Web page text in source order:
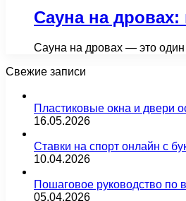
Сауна на
Сауна на дровах — это
Свежие записи
Пластиковые окна и двери
16.05.2026
Ставки на спорт онлайн с
10.04.2026
Пошаговое руководство по
05.04.2026